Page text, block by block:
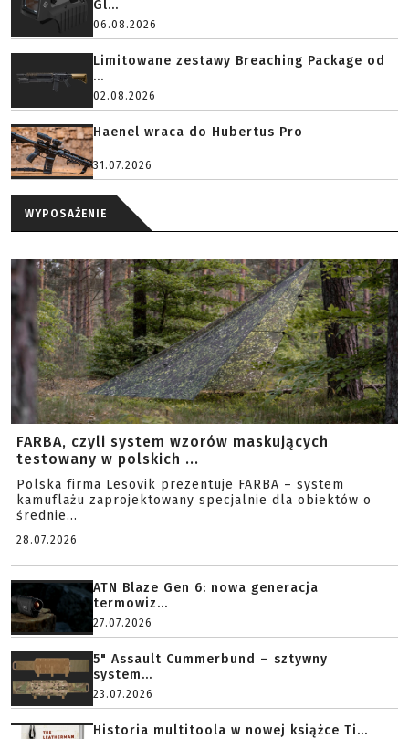
Gl...
06.08.2026
Limitowane zestawy Breaching Package od
...
02.08.2026
Haenel wraca do Hubertus Pro
31.07.2026
WYPOSAŻENIE
FARBA, czyli system wzorów maskujących
testowany w polskich ...
Polska firma Lesovik prezentuje FARBA – system
kamuflażu zaprojektowany specjalnie dla obiektów o
średnie...
28.07.2026
ATN Blaze Gen 6: nowa generacja
termowiz...
27.07.2026
5" Assault Cummerbund – sztywny
system...
23.07.2026
Historia multitoola w nowej książce Ti...